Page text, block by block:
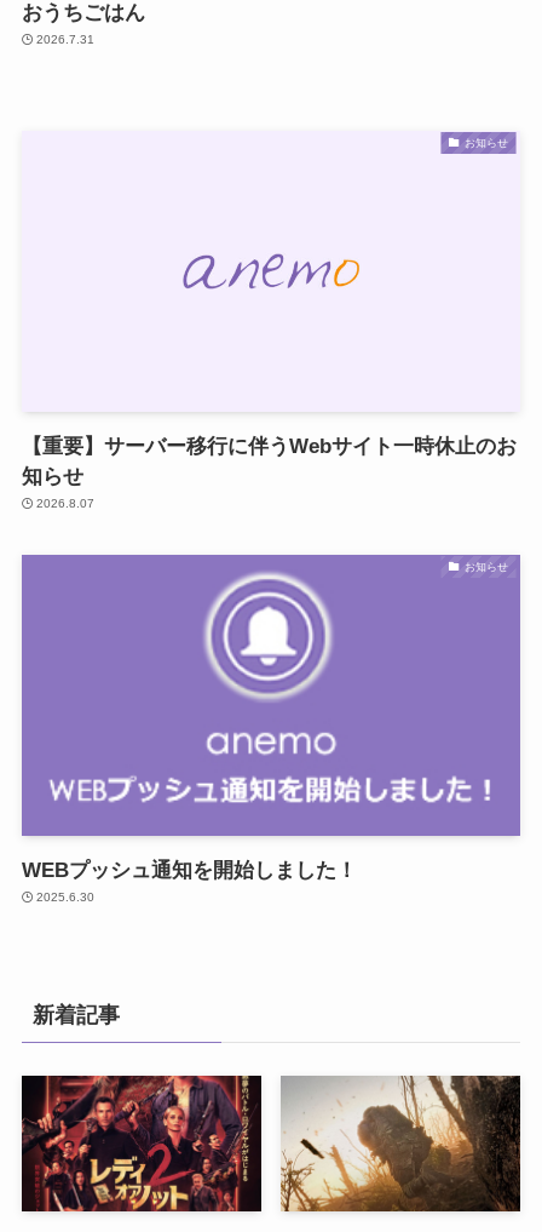
おうちごはん
2026.7.31
お知らせ
【重要】サーバー移行に伴うWebサイト一時休止のお
知らせ
2026.8.07
お知らせ
WEBプッシュ通知を開始しました！
2025.6.30
新着記事